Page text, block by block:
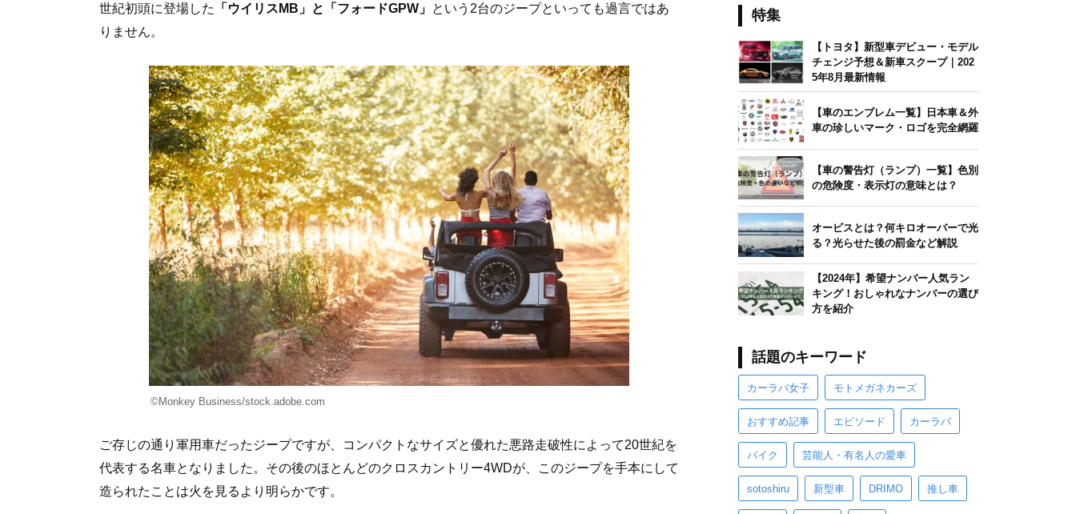
世紀初頭に登場した
「ウイリスMB」と「フォードGPW」 という2台のジープといっても過言ではあ
りません。
©Monkey Business/stock.adobe.com
ご存じの通り軍用車だったジープですが、コンパクトなサイズと優れた悪路走破性によって20世紀を
代表する名車となりました。その後のほとんどのクロスカントリー4WDが、このジープを手本にして
造られたことは火を見るより明らかです。
特集
【トヨタ】新型車デビュー・モデル
チェンジ予想＆新車スクープ｜202
5年8月最新情報
【車のエンブレム一覧】日本車＆外
車の珍しいマーク・ロゴを完全網羅
【車の警告灯（ランプ）一覧】色別
の危険度・表示灯の意味とは？
オービスとは？何キロオーバーで光
る？光らせた後の罰金など解説
【2024年】希望ナンバー人気ラン
キング！おしゃれなナンバーの選び
方を紹介
話題のキーワード
カーラバ女子 モトメガネカーズ
おすすめ記事 エピソード カーラバ
バイク 芸能人・有名人の愛車
sotoshiru 新型車 DRIMO 推し車